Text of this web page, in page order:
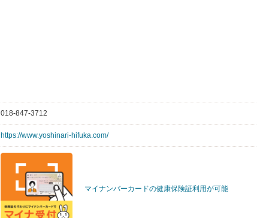
018-847-3712
https://www.yoshinari-hifuka.com/
マイナンバーカードの健康保険証利用が可能